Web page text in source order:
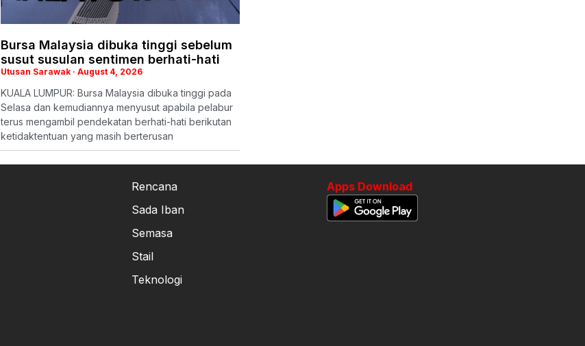
Bursa Malaysia dibuka tinggi sebelum
susut susulan sentimen berhati-hati
Utusan Sarawak August 4, 2026
KUALA LUMPUR: Bursa Malaysia dibuka tinggi pada
Selasa dan kemudiannya menyusut apabila pelabur
terus mengambil pendekatan berhati-hati berikutan
ketidaktentuan yang masih berterusan
Rencana
Sada Iban
Semasa
Stail
Teknologi
Apps Download